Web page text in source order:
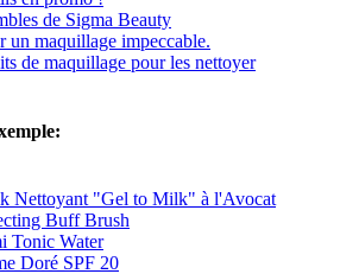
de Sigma Beauty
un maquillage impeccable.
de maquillage pour les nettoyer
Nettoyant "Gel to Milk" à l'Avocat
Buff Brush
Tonic Water
Doré SPF 20